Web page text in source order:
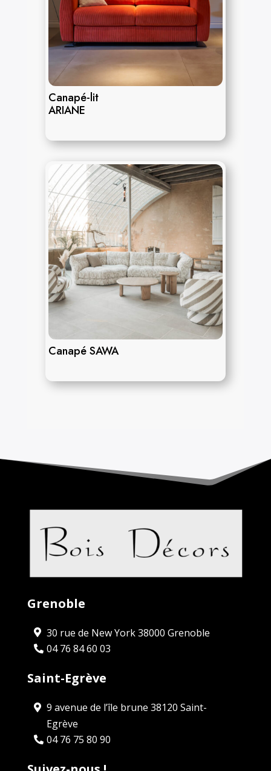
Canapé-lit
ARIANE
Canapé SAWA
Grenoble
30 rue de New York 38000 Grenoble
04 76 84 60 03
Saint-Egrève
9 avenue de l’île brune 38120 Saint-
Egrève
04 76 75 80 90